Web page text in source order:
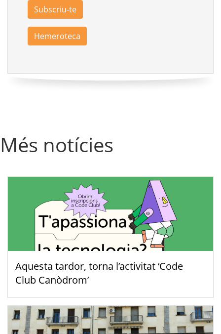
Subscriu-te
Hemeroteca
Més notícies
Aquesta tardor, torna l’activitat ‘Code
Club Canòdrom’